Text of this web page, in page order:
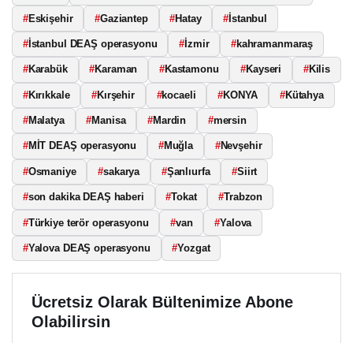
#Eskişehir #Gaziantep #Hatay #İstanbul
#İstanbul DEAŞ operasyonu # İzmir #kahramanmaraş
#Karabük #Karaman #Kastamonu #Kayseri #Kilis
#Kırıkkale #Kırşehir #kocaeli #KONYA #Kütahya
#Malatya #Manisa #Mardin #mersin
#MİT DEAŞ operasyonu #Muğla #Nevşehir
#Osmaniye #sakarya #Şanlıurfa #Siirt
#son dakika DEAŞ haberi #Tokat #Trabzon
#Türkiye terör operasyonu #van #Yalova
#Yalova DEAŞ operasyonu #Yozgat
Ücretsiz Olarak Bültenimize Abone
Olabilirsin